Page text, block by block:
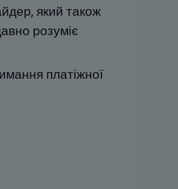
який також
розуміє
платіжної